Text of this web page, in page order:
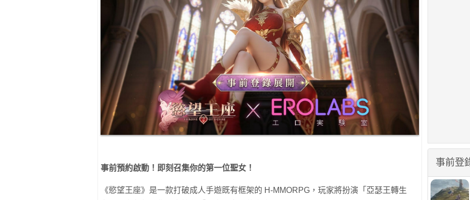
事前預約啟動！即刻召集你的第一位聖女！
《慾望王座》是一款打破成人手遊既有框架的 H-MMORPG，玩家將扮演「亞瑟王轉生
事前登